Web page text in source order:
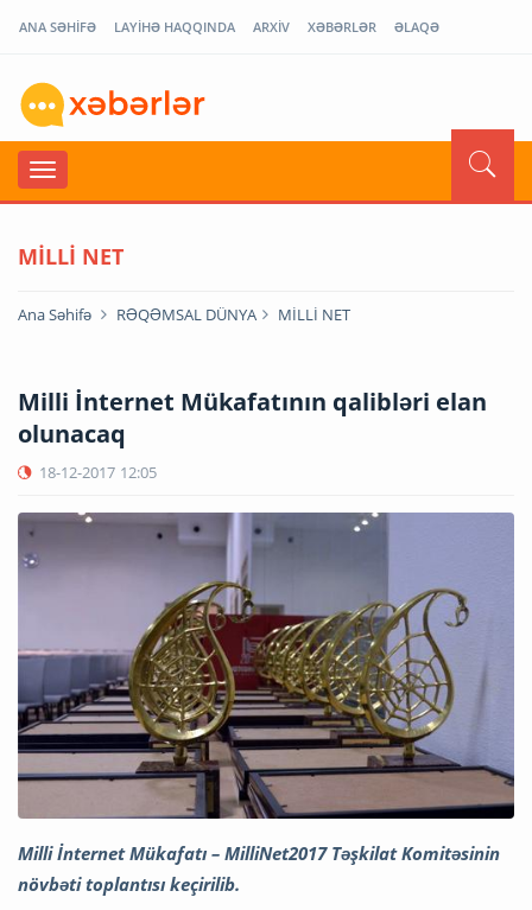
ANA SƏHİFƏ LAYİHƏ HAQQINDA ARXİV XƏBƏRLƏR ƏLAQƏ
MİLLİ NET
Ana Səhifə RƏQƏMSAL DÜNYA MİLLİ NET
Milli İnternet Mükafatının qalibləri elan
olunacaq
18-12-2017 12:05
Milli İnternet Mükafatı – MilliNet2017 Təşkilat Komitəsinin
növbəti toplantısı keçirilib.